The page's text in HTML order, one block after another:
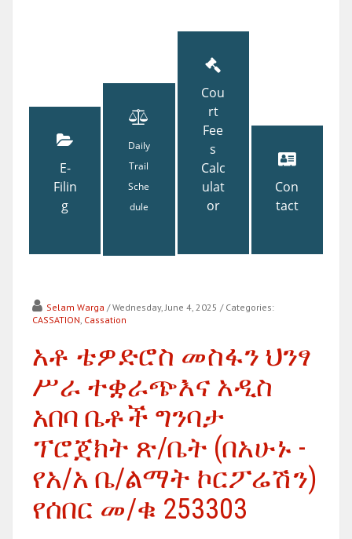
E-
Filin
g
Daily
Trail
Sche
dule
Cou
rt
Fee
s
Calc
ulat
or
Con
tact
Selam Warga / Wednesday, June 4, 2025 / Categories:
CASSATION, Cassation
አቶ ቴዎድሮስ መስፋን ህንፃ
ሥራ ተቋራጭእና አዲስ
አበባ ቤቶች ግንባታ
ፕሮጀክት ጽ/ቤት (በአሁኑ -
የአ/አ ቤ/ልማት ኮርፖሬሽን)
የሰበር መ/ቁ 253303